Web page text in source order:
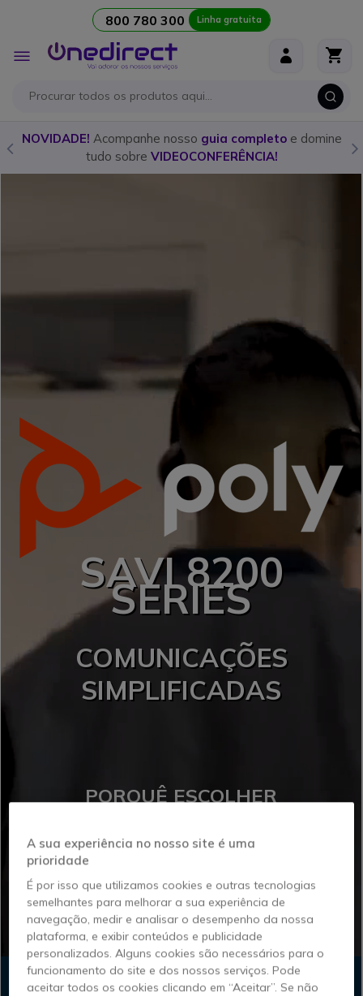
800 780 300 Linha gratuita
Alternar
Nav
NOVIDADE! Acompanhe nosso guia completoe domine
tudo sobre VIDEOCONFERÊNCIA!
SAVI 8200
SERIES
COMUNICAÇÕES
SIMPLIFICADAS
PORQUÊ ESCOLHER
A sua experiência no nosso site é uma
prioridade
É por isso que utilizamos cookies e outras tecnologias
semelhantes para melhorar a sua experiência de
navegação, medir e analisar o desempenho da nossa
plataforma, e exibir conteúdos e publicidade
personalizados. Alguns cookies são necessários para o
funcionamento do site e dos nossos serviços. Pode
aceitar todos os cookies clicando em “Aceitar”. Se não